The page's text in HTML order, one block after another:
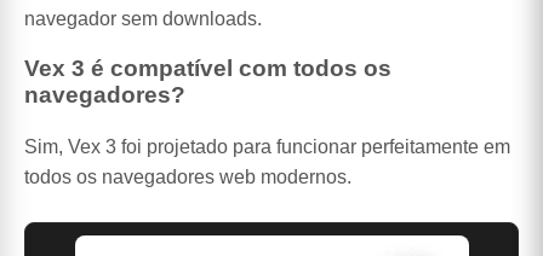
navegador sem downloads.
Vex 3 é compatível com todos os
navegadores?
Sim, Vex 3 foi projetado para funcionar perfeitamente em
todos os navegadores web modernos.